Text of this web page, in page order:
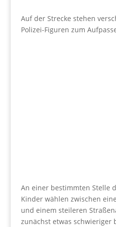
Auf der Strecke stehen
Polizei-Figuren zum
An einer bestimmten Stelle
Kinder wählen zwischen
und einem steileren
zunächst etwas schwieriger